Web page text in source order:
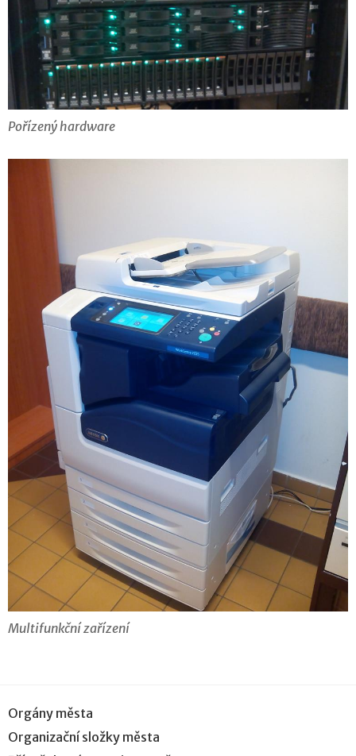
Pořízený hardware
Multifunkční zařízení
Orgány města
Organizační složky města